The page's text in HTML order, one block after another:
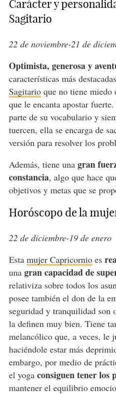
Carácter y
Sagitario
22 de noviembre-21 de
Optimista, generosa y
características más
Sagitarioque no tiene miedo
que le encanta apostar
parte de su vocabulario y
tuercen, ella se encarga de
versión para resolver los
Además, tiene una gran
constancia, algo que hace
objetivos y metas que se
Horóscopo de la
22 de diciembre-19 de enero
Esta mujer Capricornioes
una gran capacidad de
relativiza sobre todos los
posee también el don de la
seguridad y tranquilidad son
la definen muy bien. Tiene
melancólico que, a veces, le
haciéndole estar más
embargo, por medio de
el yoga consiguen tener los
mantener el equilibrio